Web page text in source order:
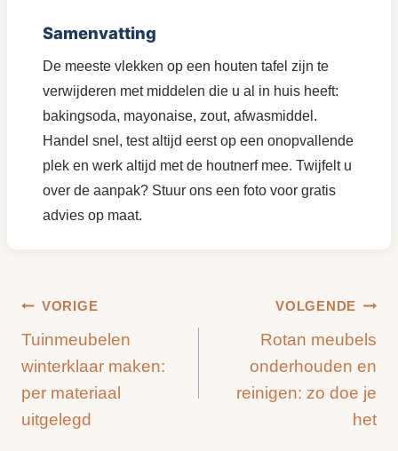
Samenvatting
De meeste vlekken op een houten tafel zijn te
verwijderen met middelen die u al in huis heeft:
bakingsoda, mayonaise, zout, afwasmiddel.
Handel snel, test altijd eerst op een onopvallende
plek en werk altijd met de houtnerf mee. Twijfelt u
over de aanpak? Stuur ons een foto voor gratis
advies op maat.
Bericht
navigatie
VORIGE
Tuinmeubelen
winterklaar maken:
per materiaal
uitgelegd
VOLGENDE
Rotan meubels
onderhouden en
reinigen: zo doe je
het